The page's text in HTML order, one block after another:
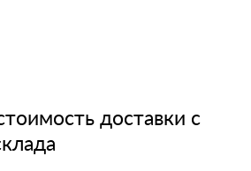
доставки с